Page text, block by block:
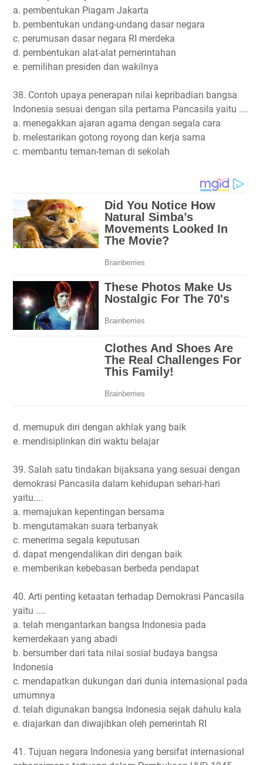
a. pembentukan Piagam Jakarta
b. pembentukan undang-undang dasar negara
c. perumusan dasar negara RI merdeka
d. pembentukan alat-alat pemerintahan
e. pemilihan presiden dan wakilnya
38. Contoh upaya penerapan nilai kepribadian bangsa
Indonesia sesuai dengan sila pertama Pancasila yaitu ....
a. menegakkan ajaran agama dengan segala cara
b. melestarikan gotong royong dan kerja sama
c. membantu teman-teman di sekolah
d. memupuk diri dengan akhlak yang baik
e. mendisiplinkan diri waktu belajar
39. Salah satu tindakan bijaksana yang sesuai dengan
demokrasi Pancasila dalam kehidupan sehari-hari
yaitu....
a. memajukan kepentingan bersama
b. mengutamakan suara terbanyak
c. menerima segala keputusan
d. dapat mengendalikan diri dengan baik
e. memberikan kebebasan berbeda pendapat
40. Arti penting ketaatan terhadap Demokrasi Pancasila
yaitu ....
a. telah mengantarkan bangsa Indonesia pada
kemerdekaan yang abadi
b. bersumber dari tata nilai sosial budaya bangsa
Indonesia
c. mendapatkan dukungan dari dunia internasional pada
umumnya
d. telah digunakan bangsa Indonesia sejak dahulu kala
e. diajarkan dan diwajibkan oleh pemerintah RI
41. Tujuan negara Indonesia yang bersifat internasional